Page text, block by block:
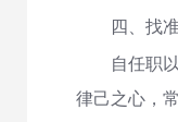
四、找
自任职
律己之心，